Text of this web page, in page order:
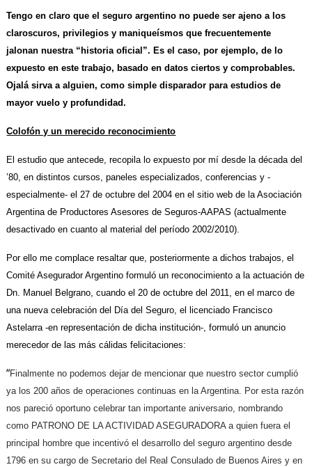
Tengo en claro que el seguro argentino no puede ser ajeno a los
claroscuros, privilegios y maniqueísmos que frecuentemente
jalonan nuestra “historia oficial”. Es el caso, por ejemplo, de lo
expuesto en este trabajo, basado en datos ciertos y comprobables.
Ojalá sirva a alguien, como simple disparador para estudios de
mayor vuelo y profundidad.
Colofón y un merecido reconocimiento
El estudio que antecede, recopila lo expuesto por mí desde la década del
’80, en distintos cursos, paneles especializados, conferencias y -
especialmente- el 27 de octubre del 2004 en el sitio web de la Asociación
Argentina de Productores Asesores de Seguros-AAPAS (actualmente
desactivado en cuanto al material del período 2002/2010).
Por ello me complace resaltar que, posteriormente a dichos trabajos, el
Comité Asegurador Argentino formuló un reconocimiento a la actuación de
Dn. Manuel Belgrano, cuando el 20 de octubre del 2011, en el marco de
una nueva celebración del Día del Seguro, el licenciado Francisco
Astelarra -en representación de dicha institución-, formuló un anuncio
merecedor de las más cálidas felicitaciones:
“Finalmente no podemos dejar de mencionar que nuestro sector cumplió
ya los 200 años de operaciones continuas en la Argentina. Por esta razón
nos pareció oportuno celebrar tan importante aniversario, nombrando
como PATRONO DE LA ACTIVIDAD ASEGURADORA a quien fuera el
principal hombre que incentivó el desarrollo del seguro argentino desde
1796 en su cargo de Secretario del Real Consulado de Buenos Aires y en